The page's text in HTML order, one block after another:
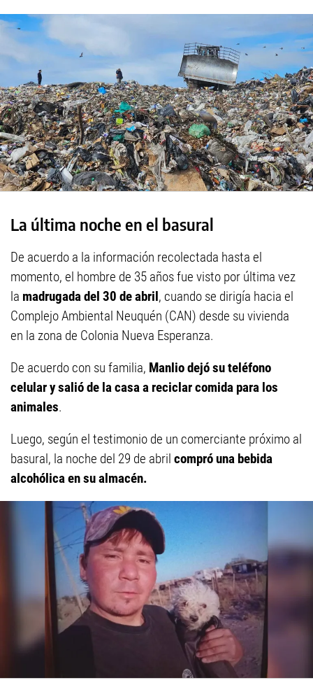
La última noche en el basural
De acuerdo a la información recolectada hasta el
momento, el hombre de 35 años fue visto por última vez
la madrugada del 30 de abril, cuando se dirigía hacia el
Complejo Ambiental Neuquén (CAN) desde su vivienda
en la zona de Colonia Nueva Esperanza.
De acuerdo con su familia, Manlio dejó su teléfono
celular y salió de la casa a reciclar comida para los
animales.
Luego, según el testimonio de un comerciante próximo al
basural, la noche del 29 de abril compró una bebida
alcohólica en su almacén.